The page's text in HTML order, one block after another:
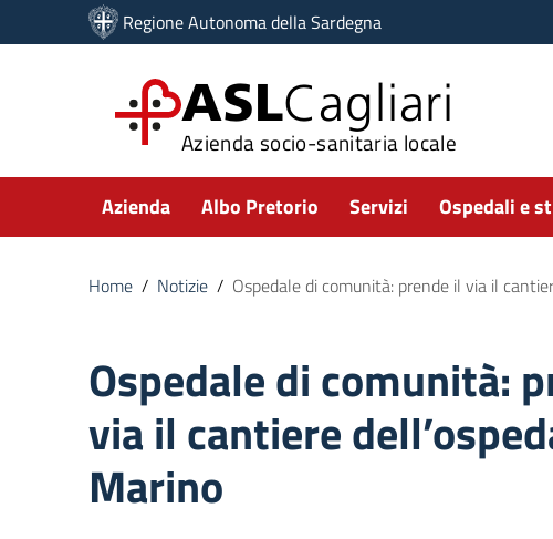
Vai ai contenuti
Vai al menu di navigazione
Regione Autonoma della Sardegna
ASLCagliari
Azienda socio-sanitaria locale
Submenu
Azienda Albo Pretorio Servizi Ospedali e
Home / Notizie / Ospedale di comunità: prende il via il
Ospedale di comunità:
via il cantiere
Marino